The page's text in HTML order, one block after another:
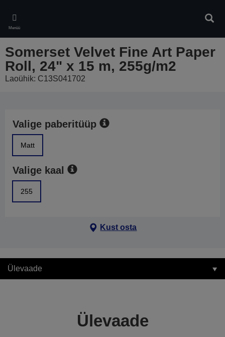
main
content
Menüü
Somerset Velvet Fine Art Paper
Roll, 24" x 15 m, 255g/m2
Laoühik: C13S041702
Valige paberitüüp
Matt
Valige kaal
255
Kust osta
Ülevaade
Ülevaade